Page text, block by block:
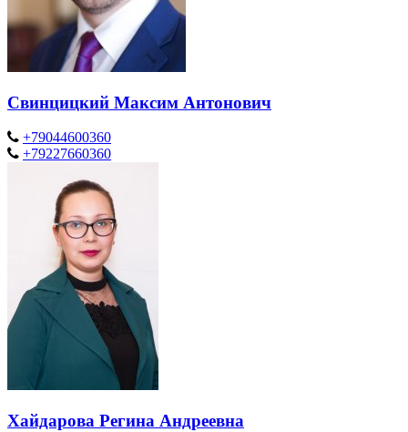
Свинцицкий Максим Антонович
+79044600360
+79227660360
Хайдарова Регина Андреевна